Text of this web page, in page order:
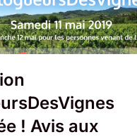
! Avis aux